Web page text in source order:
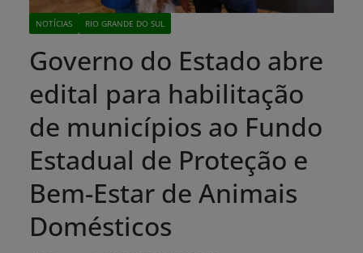
NOTÍCIAS RIO GRANDE DO SUL
Governo do Estado abre
edital para habilitação
de municípios ao Fundo
Estadual de Proteção e
Bem-Estar de Animais
Domésticos